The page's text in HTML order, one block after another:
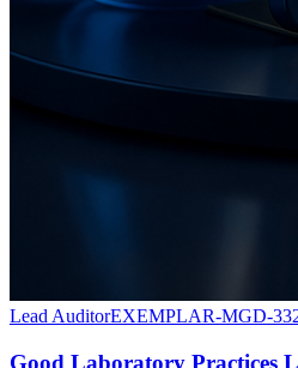
Lead AuditorEXEMPLAR-MGD-
Good Laboratory Practices